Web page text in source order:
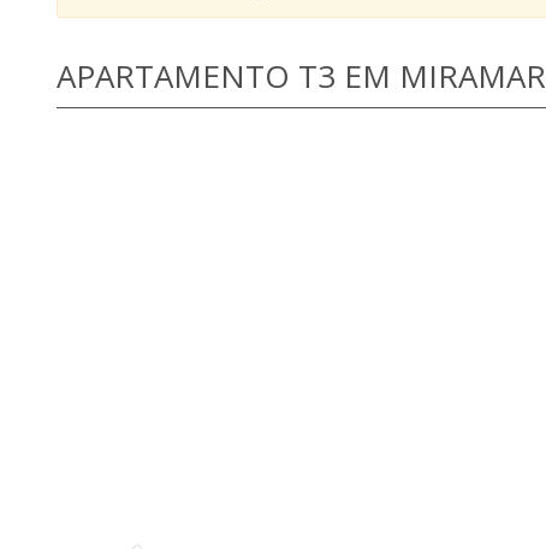
APARTAMENTO T3 EM MIRAMAR